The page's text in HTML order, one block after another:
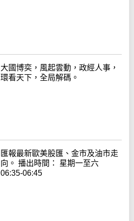
大國博奕，風起雲動，政經人事，
環看天下，全局解碼。
匯報最新歐美股匯、金市及油市走
向。 播出時間： 星期一至六
06:35-06:45